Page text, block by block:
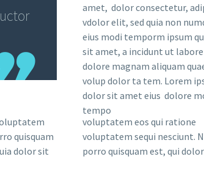
amet, dolor consectetur,
vdolor elit, sed quia non
eius modi temporm ipsum
sit amet, a incidunt ut
dolore magnam aliquam
volup dolor ta tem. Lorem
dolor sit amet eius dolore
tempo
quisquam
dolor sit
voluptatem eos qui ratione
voluptatem sequi nesciunt.
porro quisquam est, qui